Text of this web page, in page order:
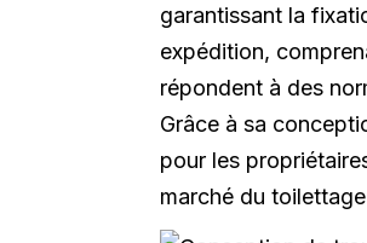
garantissant la
expédition,
répondent à des
Grâce à sa
pour les
marché du